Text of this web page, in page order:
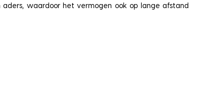
aders, waardoor het vermogen ook op lange afstand